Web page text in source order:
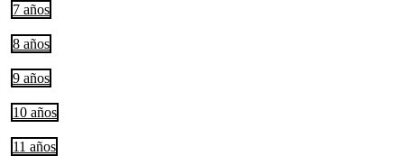
7 años
8 años
9 años
10 años
11 años